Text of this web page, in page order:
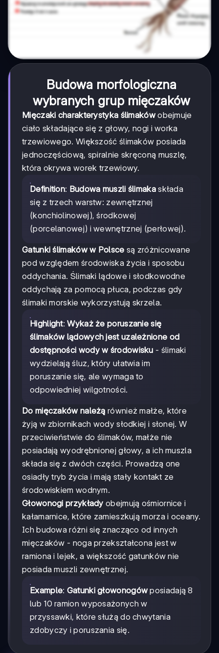
Budowa morfologiczna
wybranych grup mięczaków
Mięczaki charakterystyka ślimakówobejmuje
ciało składające się z głowy, nogi i worka
trzewiowego. Większość ślimaków posiada
jednoczęściową, spiralnie skręconą muszlę,
która okrywa worek trzewiowy.
Definition: Budowa muszli ślimakaskłada
się z trzech warstw: zewnętrznej
(konchiolinowej), środkowej
(porcelanowej) i wewnętrznej (perłowej).
Gatunki ślimaków w Polsce są zróżnicowane
pod względem środowiska życia i sposobu
oddychania. Ślimaki lądowe i słodkowodne
oddychają za pomocą płuca, podczas gdy
ślimaki morskie wykorzystują skrzela.
Highlight:Wykaż że poruszanie się
ślimaków lądowych jest uzależnione od
dostępności wody w środowisku - ślimaki
wydzielają śluz, który ułatwia im
poruszanie się, ale wymaga to
odpowiedniej wilgotności.
Do mięczaków należą również małże, które
żyją w zbiornikach wody słodkiej i słonej. W
przeciwieństwie do ślimaków, małże nie
posiadają wyodrębnionej głowy, a ich muszla
składa się z dwóch części. Prowadzą one
osiadły tryb życia i mają stały kontakt ze
środowiskiem wodnym.
Głowonogi przykłady obejmują ośmiornice i
kałamarnice, które zamieszkują morza i oceany.
Ich budowa różni się znacząco od innych
mięczaków - noga przekształcona jest w
ramiona i lejek, a większość gatunków nie
posiada muszli zewnętrznej.
Example: Gatunki głowonogówposiadają 8
lub 10 ramion wyposażonych w
przyssawki, które służą do chwytania
zdobyczy i poruszania się.